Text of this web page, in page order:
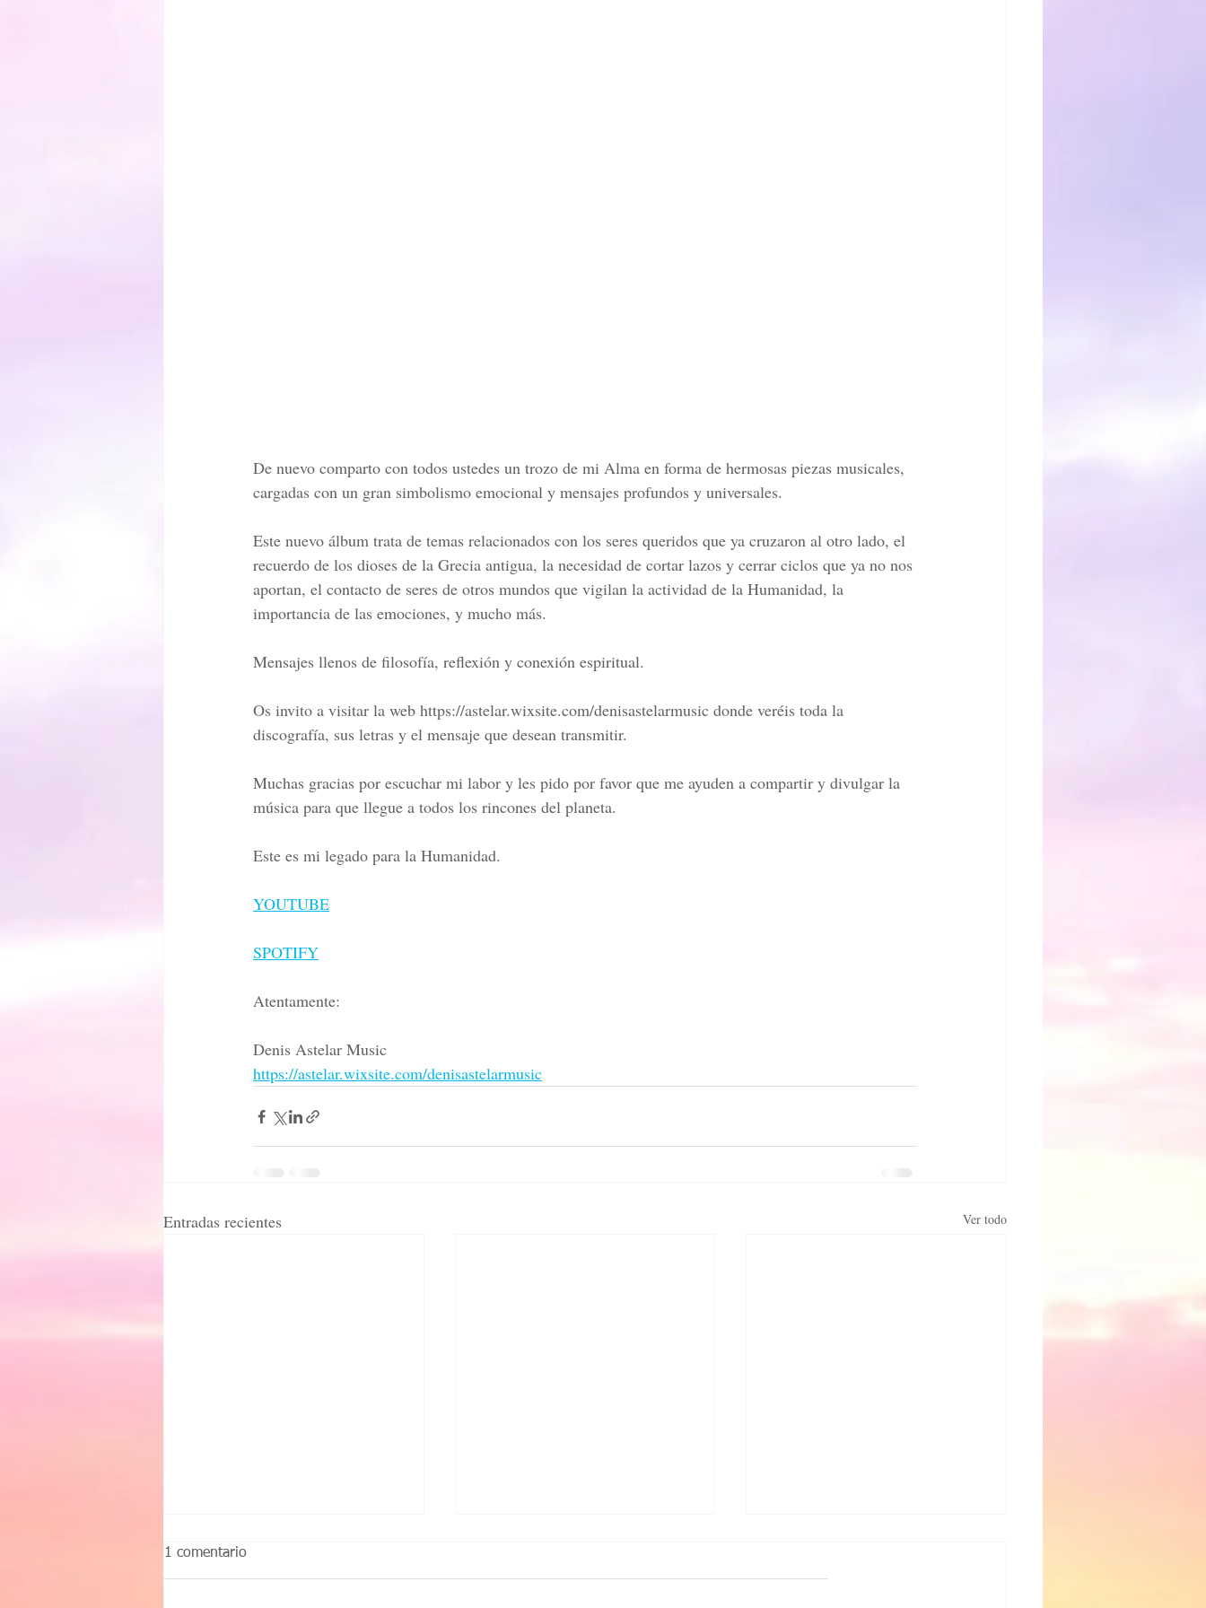
De nuevo comparto con todos ustedes un trozo de mi Alma en forma de hermosas piezas musicales,
cargadas con un gran simbolismo emocional y mensajes profundos y universales.
Este nuevo álbum trata de temas relacionados con los seres queridos que ya cruzaron al otro lado, el
recuerdo de los dioses de la Grecia antigua, la necesidad de cortar lazos y cerrar ciclos que ya no nos
aportan, el contacto de seres de otros mundos que vigilan la actividad de la Humanidad, la
importancia de las emociones, y mucho más.
Mensajes llenos de filosofía, reflexión y conexión espiritual.
Os invito a visitar la web https://astelar.wixsite.com/denisastelarmusic donde veréis toda la
discografía, sus letras y el mensaje que desean transmitir.
Muchas gracias por escuchar mi labor y les pido por favor que me ayuden a compartir y divulgar la
música para que llegue a todos los rincones del planeta.
Este es mi legado para la Humanidad.
YOUTUBE
SPOTIFY
Atentamente:
Denis Astelar Music
https://astelar.wixsite.com/denisastelarmusic
Entradas recientes Ver todo
1 comentario